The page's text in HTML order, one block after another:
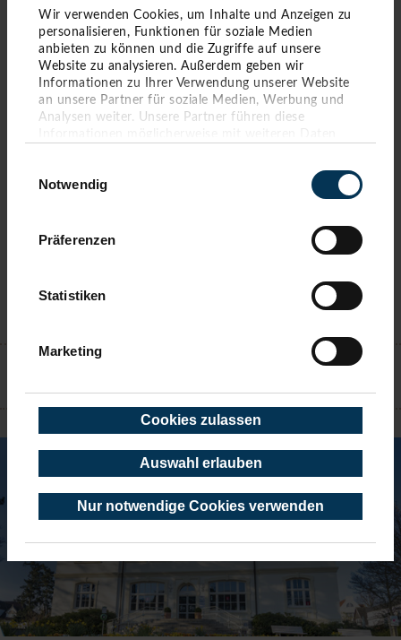
Wir verwenden Cookies, um Inhalte und Anzeigen zu
personalisieren, Funktionen für soziale Medien
anbieten zu können und die Zugriffe auf unsere
Website zu analysieren. Außerdem geben wir
Informationen zu Ihrer Verwendung unserer Website
an unsere Partner für soziale Medien, Werbung und
Analysen weiter. Unsere Partner führen diese
sie im Rahmen Ihrer Nutzung der Dienste gesammelt
haben. Sie geben Einwilligung zu unseren Cookies,
Notwendig
Präferenzen
Statistiken
Marketing
Cookies zulassen
Auswahl erlauben
Nur notwendige Cookies verwenden
März 2020(8 Einträge)
Februar 2020(6 Einträge)
Januar 2020(4 Einträge)
TIMMENDORFER STRAND